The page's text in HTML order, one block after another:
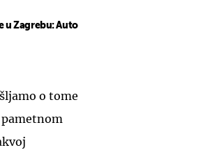
u Zagrebu: Auto
o tome